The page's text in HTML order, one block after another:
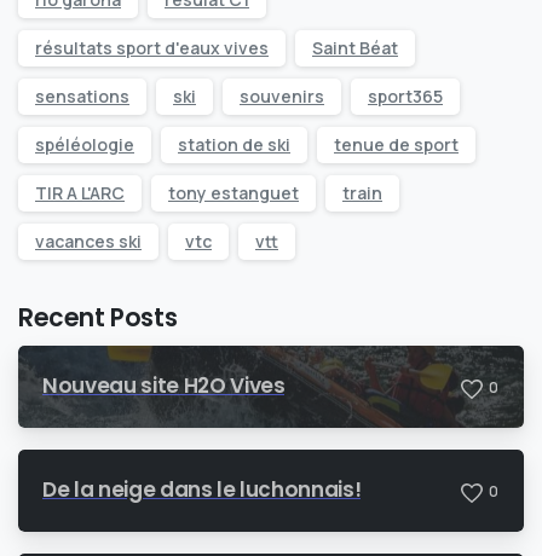
résultats sport d'eaux vives Saint Béat
sensations ski souvenirs sport365
spéléologie station de ski tenue de sport
TIR A L'ARC tony estanguet train
vacances ski vtc vtt
Recent Posts
Nouveau site H2O Vives 0
De la neige dans le luchonnais! 0